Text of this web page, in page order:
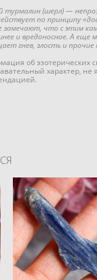
турмалин (шерл) —
по принципу
замечают, что с этим
и вредоносное. А еще
гнев, злость и
об эзотерических
характер,